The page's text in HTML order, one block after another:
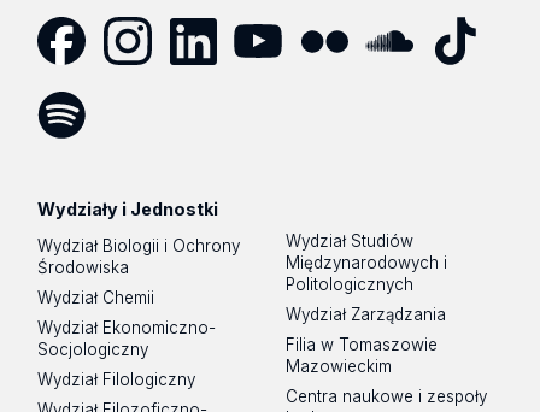
Wydziały i Jednostki
Wydział Biologii i Ochrony
Środowiska
Wydział Chemii
Wydział Ekonomiczno-
Socjologiczny
Wydział Filologiczny
Wydział Studiów
Międzynarodowych i
Politologicznych
Wydział Zarządzania
Filia w Tomaszowie
Mazowieckim
Centra naukowe i zespoły